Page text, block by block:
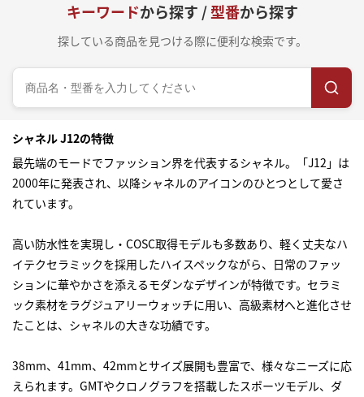
キーワードから探す /型番から探す
探している商品を見つける際に便利な検索です。
シャネル J12の特徴
最先端のモードでファッション界を代表するシャネル。「J12」は
2000年に発表され、以降シャネルのアイコンのひとつとして愛さ
れています。
高い防水性を実現し・COSC取得モデルも多数あり、軽く丈夫なハ
イテクセラミックを採用したハイスペックながら、日常のファッ
ションに華やかさを添えるモダンなデザインが特徴です。セラミ
ック素材をラグジュアリーウォッチに用い、高級素材へと進化させ
たことは、シャネルの大きな功績です。
38mm、41mm、42mmとサイズ展開も豊富で、様々なニーズに応
えられます。GMTやクロノグラフを搭載したスポーツモデル、ダ